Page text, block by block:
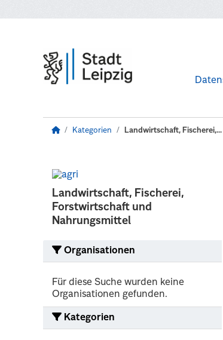
Kategorien Landwirtschaft, Fischerei,...
Landwirtschaft, Fischerei,
Forstwirtschaft und
Nahrungsmittel
Organisationen
Für diese Suche wurden keine
Organisationen gefunden.
Kategorien